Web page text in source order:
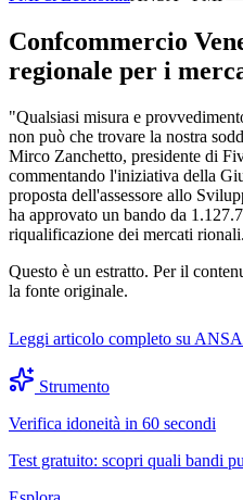
Confcommercio
regionale per i
"Qualsiasi misura e
non può che trovare la nostra
Mirco Zanchetto, presidente di
commentando l'iniziativa della
proposta dell'assessore allo
ha approvato un bando da
riqualificazione dei mercati rionali.
Questo è un estratto. Per il
la fonte originale.
Leggi articolo completo su
Strumento
Verifica idoneità in 60 secondi
Test gratuito: scopri quali bandi